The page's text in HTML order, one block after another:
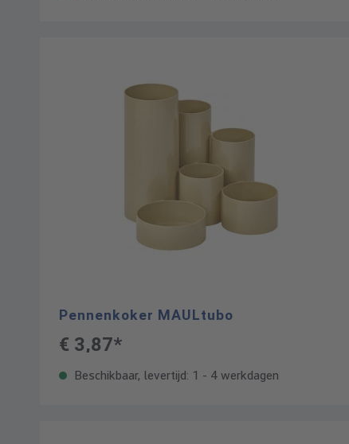
Pennenkoker MAULtubo
€ 3,87*
Beschikbaar, levertijd: 1 - 4 werkdagen